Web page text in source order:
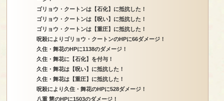
ゴリョウ・クートンは【石化】に抵抗した！
ゴリョウ・クートンは【呪い】に抵抗した！
ゴリョウ・クートンは【重圧】に抵抗した！
呪殺によりゴリョウ・クートンのHPに66ダメージ！
久住・舞花のHPに1138のダメージ！
久住・舞花に【石化】を付与！
久住・舞花は【呪い】に抵抗した！
久住・舞花は【重圧】に抵抗した！
呪殺により久住・舞花のHPに528ダメージ！
八重 慧のHPに1503のダメージ！